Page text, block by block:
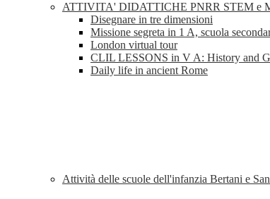
ATTIVITA' DIDATTICHE PNRR STEM e
Disegnare in tre dimensioni
Missione segreta in 1 A, scuola
London virtual tour
CLIL LESSONS in V A: History and
Daily life in ancient Rome
Attività delle scuole dell'infanzia Bertani e